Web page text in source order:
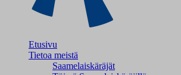
Etusivu
Tietoa meistä
Saamelaiskäräjät